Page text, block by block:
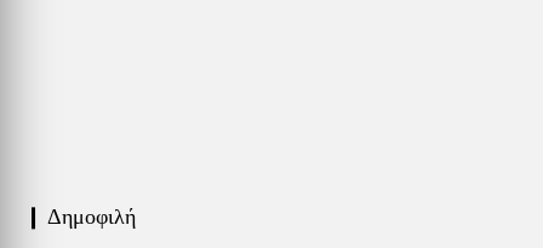
❙ Δημοφιλή